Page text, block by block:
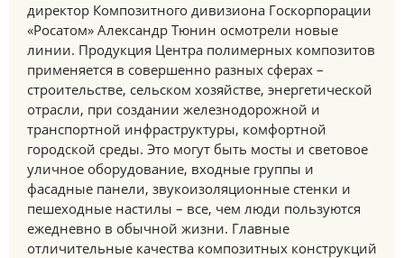
директор Композитного дивизиона Госкорпорации
«Росатом» Александр Тюнин осмотрели новые
линии. Продукция Центра полимерных композитов
применяется в совершенно разных сферах –
строительстве, сельском хозяйстве, энергетической
отрасли, при создании железнодорожной и
транспортной инфраструктуры, комфортной
городской среды. Это могут быть мосты и световое
уличное оборудование, входные группы и
фасадные панели, звукоизоляционные стенки и
пешеходные настилы – все, чем люди пользуются
ежедневно в обычной жизни. Главные
отличительные качества композитных конструкций